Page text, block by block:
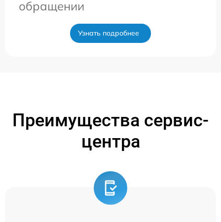
обращении
Узнать подробнее
Преимущества сервис-
центра